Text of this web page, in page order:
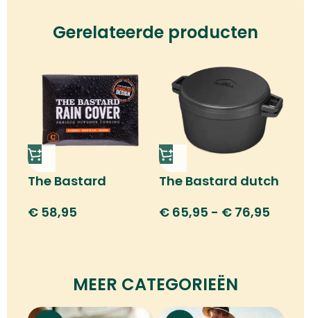
Gerelateerde producten
The Bastard
€ 58,95
The Bastard dutch
€ 65,95 - € 76,95
MEER CATEGORIEËN